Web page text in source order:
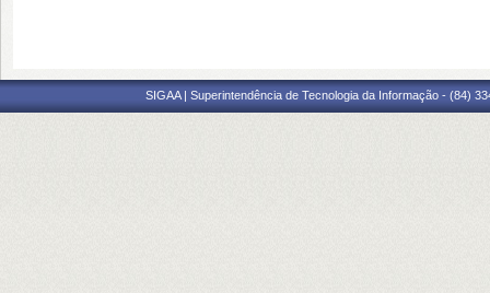
SIGAA | Superintendência de Tecnologia da Informação - (84)